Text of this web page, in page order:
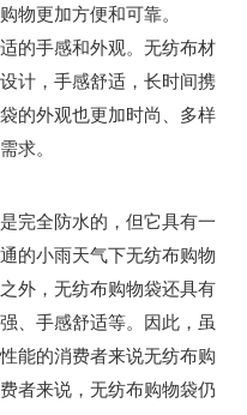
物更加方便和可靠。
的手感和外观。无纺布材
计，手感舒适，长时间携
的外观也更加时尚、多样
求。
完全防水的，但它具有一
的小雨天气下无纺布购物
外，无纺布购物袋还具有
、手感舒适等。因此，虽
能的消费者来说无纺布购
者来说，无纺布购物袋仍